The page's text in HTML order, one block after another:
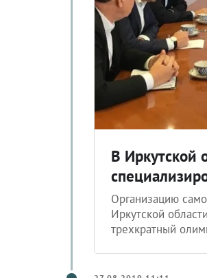
В Иркутской
Организацию
Иркутской
трехкратный